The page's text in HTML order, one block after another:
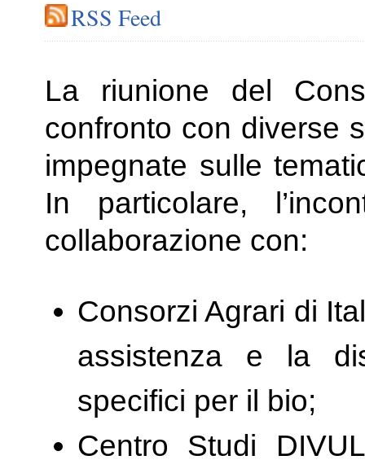
RSS Feed
La riunione del
confronto con diverse
impegnate sulle
In particolare,
collaborazione con:
Consorzi Agrari di
assistenza e la
specifici per il bio;
Centro Studi